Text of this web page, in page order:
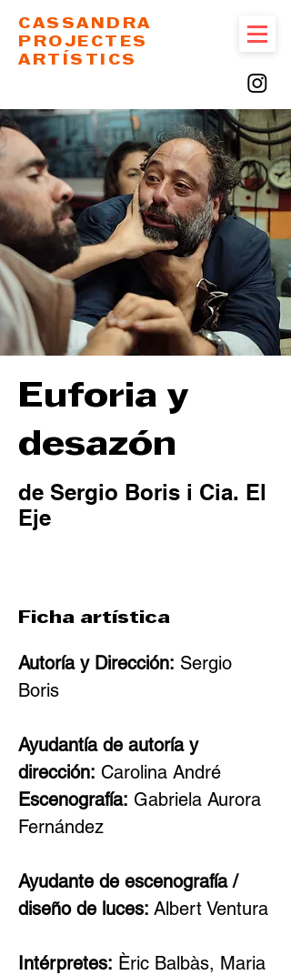
CASSANDRA
PROJECTES
ARTÍSTICS
Euforia y
desazón
de Sergio Boris i Cia. El
Eje
Ficha artística
Autoría y Dirección: Sergio
Boris
Ayudantía de autoría y
dirección: Carolina André
Escenografía: Gabriela Aurora
Fernández
Ayudante de escenografía /
diseño de luces: Albert Ventura
Intérpretes: Èric Balbàs, Maria